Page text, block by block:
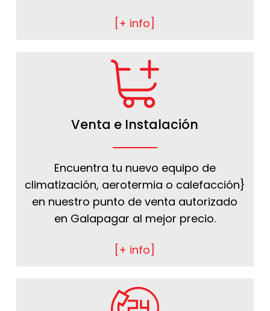
[+ info]
Venta e Instalación
Encuentra tu nuevo equipo de
climatización, aerotermia o calefacción}
en nuestro punto de venta autorizado
en Galapagar al mejor precio.
[+ info]